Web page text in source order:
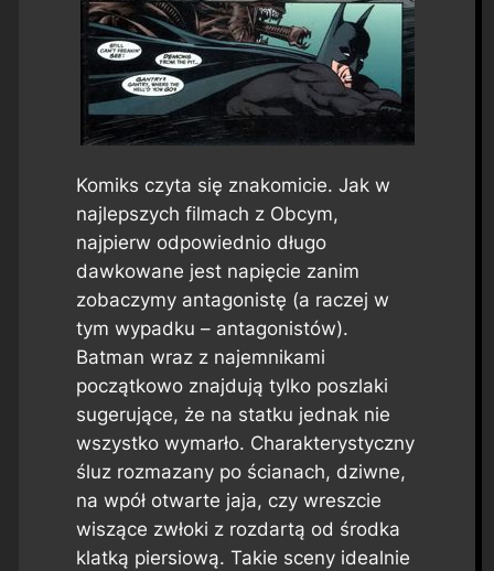
Komiks czyta się znakomicie. Jak w
najlepszych filmach z Obcym,
najpierw odpowiednio długo
dawkowane jest napięcie zanim
zobaczymy antagonistę (a raczej w
tym wypadku – antagonistów).
Batman wraz z najemnikami
początkowo znajdują tylko poszlaki
sugerujące, że na statku jednak nie
wszystko wymarło. Charakterystyczny
śluz rozmazany po ścianach, dziwne,
na wpół otwarte jaja, czy wreszcie
wiszące zwłoki z rozdartą od środka
klatką piersiową. Takie sceny idealnie